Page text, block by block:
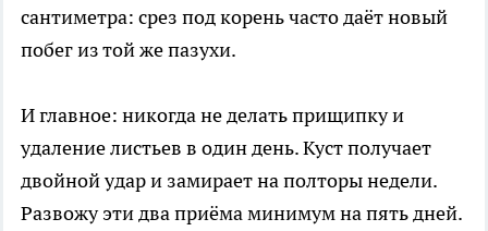
сантиметра: срез под корень часто даёт новый
побег из той же пазухи.
И главное: никогда не делать прищипку и
удаление листьев в один день. Куст получает
двойной удар и замирает на полторы недели.
Развожу эти два приёма минимум на пять дней.